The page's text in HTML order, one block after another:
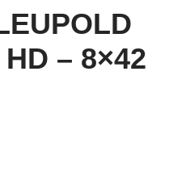
– 8×42